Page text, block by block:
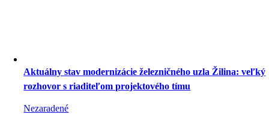
Aktuálny stav modernizácie železničného uzla Žilina: veľký
rozhovor s riaditeľom projektového tímu
Nezaradené